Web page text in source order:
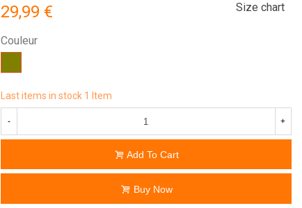
29,99 € Size chart
Couleur
Last items in stock 1 Item
- +
Add To Cart
Buy Now